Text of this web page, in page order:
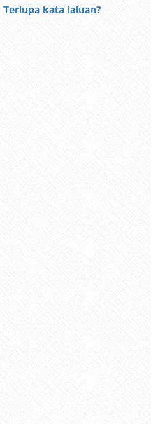
Terlupa kata laluan?